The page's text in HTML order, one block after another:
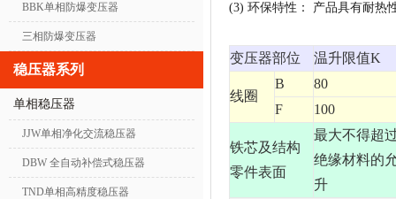
BBK单相防爆变压器
三相防爆变压器
稳压器系列
单相稳压器
JJW单相净化交流稳压器
DBW 全自动补偿式稳压器
TND单相高精度稳压器
(3) 环保特性： 产品具有耐热
变压器部位 温升限值K
线圈
B
80
F
100
铁芯及结构
零件表面
最大不得超
绝缘材料的
升